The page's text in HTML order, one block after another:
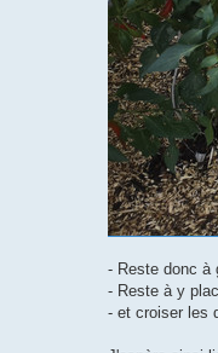
- Reste donc à
- Reste à y
- et croiser les